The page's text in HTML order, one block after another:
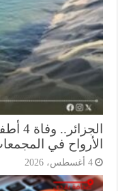
الجزائر..
في المجمعات